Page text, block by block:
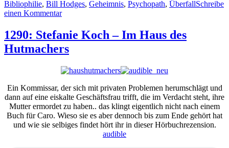
Bibliophilie, Bill Hodges, Geheimnis, Psychopath, ÜberfallSchreibe
einen Kommentarzu
Stephen
King
–
1290: Stefanie Koch – Im Haus des
Hutmachers
Ein Kommissar, der sich mit privaten Problemen herumschlägt und
dann auf eine eiskalte Geschäftsfrau trifft, die im Verdacht steht, ihre
Mutter ermordet zu haben.. das klingt eigentlich nicht nach einem
Buch für Caro. Wieso sie es aber dennoch bis zum Ende gehört hat
und wie sie selbiges findet hört ihr in dieser Hörbuchrezension.
audible